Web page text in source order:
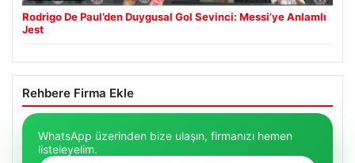
Rodrigo De Paul’den Duygusal Gol Sevinci: Messi’ye Anlamlı
Jest
Rehbere Firma Ekle
WhatsApp üzerinden bize ulaşın, firmanızı hemen
listeleyelim.